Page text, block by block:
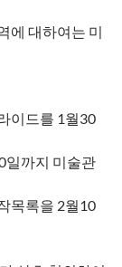
에 대하여는 미
이드를 1월30
일까지 미술관
목록을 2월10